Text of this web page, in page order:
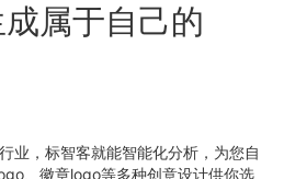
属于自己的
业，标智客就能智能化分析，为您自
、徽章logo等多种创意设计供你选